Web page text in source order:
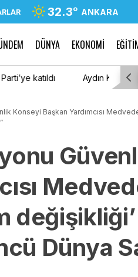
32.3° ANKARA
DÜNYA EKONOMİ
gözyaşlarını
Konseyi Başkan Yardımcısı
değişikliği’
Dünya